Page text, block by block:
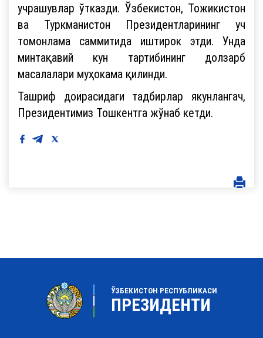
учрашувлар ўтказди. Ўзбекистон, Тожикистон
ва Туркманистон Президентларининг уч
томонлама саммитида иштирок этди. Унда
минтақавий кун тартибининг долзарб
масалалари муҳокама қилинди.
Ташриф доирасидаги тадбирлар якунлангач,
Президентимиз Тошкентга жўнаб кетди.
ЎЗБЕКИСТОН РЕСПУБЛИКАСИ
ПРЕЗИДЕНТИ